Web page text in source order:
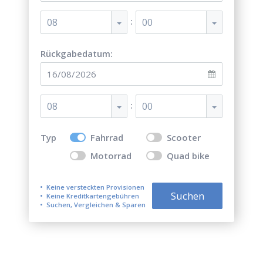
08 : 00
Rückgabedatum:
08 : 00
Typ Fahrrad
Scooter
Motorrad
Quad bike
Keine versteckten Provisionen
Keine Kreditkartengebühren
Suchen, Vergleichen & Sparen
Suchen